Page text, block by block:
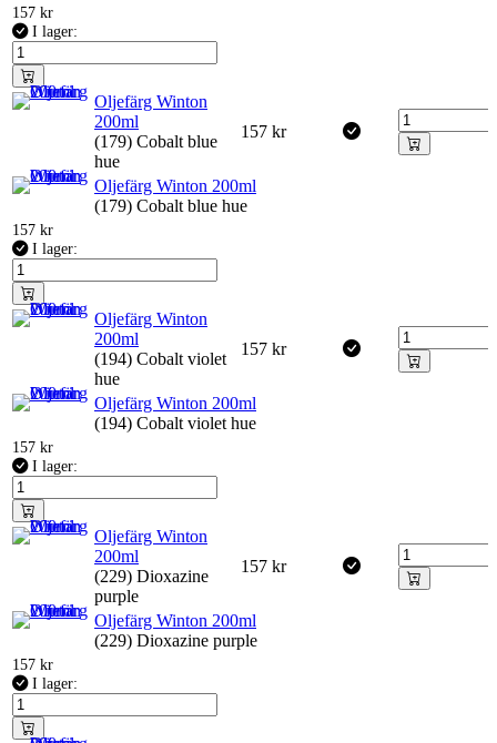
157 kr
I lager:
Oljefärg Winton
200ml
(179) Cobalt blue
hue
157 kr
Oljefärg Winton 200ml
(179) Cobalt blue hue
157 kr
I lager:
Oljefärg Winton
200ml
(194) Cobalt violet
hue
157 kr
Oljefärg Winton 200ml
(194) Cobalt violet hue
157 kr
I lager:
Oljefärg Winton
200ml
(229) Dioxazine
purple
157 kr
Oljefärg Winton 200ml
(229) Dioxazine purple
157 kr
I lager: